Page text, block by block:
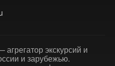
экскурсий и
и зарубежью.